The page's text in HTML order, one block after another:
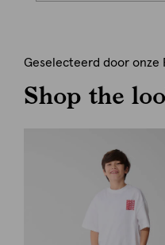
Geselecteerd door onze
Shop the